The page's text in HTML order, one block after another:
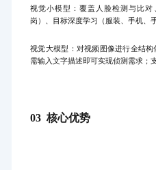
视觉小模型：覆盖人脸检测与比
岗）、目标深度学习（服装、手机、
视觉大模型：对视频图像进行全结
需输入文字描述即可实现侦测需求；
03 核心优势